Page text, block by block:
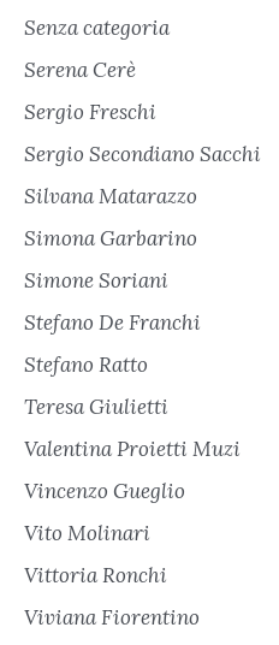
Senza categoria
Serena Cerè
Sergio Freschi
Sergio Secondiano Sacchi
Silvana Matarazzo
Simona Garbarino
Simone Soriani
Stefano De Franchi
Stefano Ratto
Teresa Giulietti
Valentina Proietti Muzi
Vincenzo Gueglio
Vito Molinari
Vittoria Ronchi
Viviana Fiorentino